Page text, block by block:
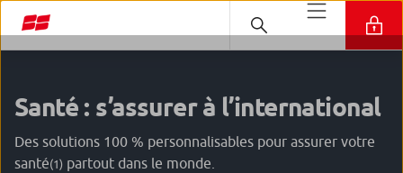
Santé : s’assurer à l’international
Des solutions 100 % personnalisables pour assurer votre
santé(1) partout dans le monde.